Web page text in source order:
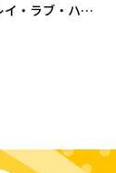
イ・ラブ・ハー